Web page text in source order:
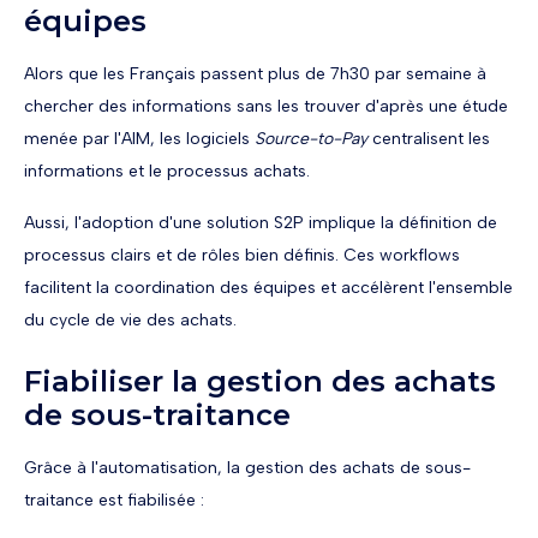
équipes
Alors que les Français passent plus de 7h30 par semaine à
chercher des informations sans les trouver d'après une étude
menée par l'AIM, les logiciels Source-to-Paycentralisent les
informations et le processus achats.
Aussi, l'adoption d'une solution S2P implique la définition de
processus clairs et de rôles bien définis. Ces workflows
facilitent la coordination des équipes et accélèrent l'ensemble
du cycle de vie des achats.
Fiabiliser la gestion des achats
de sous-traitance
Grâce à l'automatisation, la gestion des achats de sous-
traitance est fiabilisée :